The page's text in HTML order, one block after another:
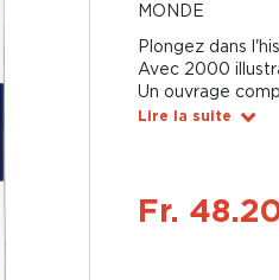
MONDE
Plongez dans
Avec 2000
Un ouvrage
Lire la suite
Fr.